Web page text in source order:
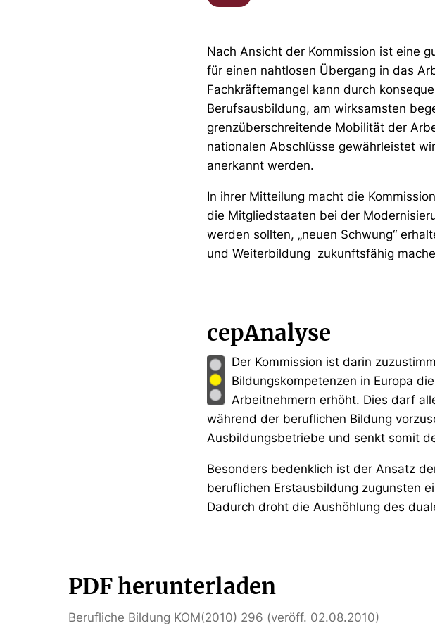
Nach Ansicht der Kommission ist eine
für einen nahtlosen Übergang in das
Fachkräftemangel kann durch
Berufsausbildung, am wirksamsten
grenzüberschreitende Mobilität der
nationalen Abschlüsse gewährleistet
anerkannt werden.
In ihrer Mitteilung macht die
die Mitgliedstaaten bei der
werden sollten, „neuen Schwung“
und Weiterbildung zukunftsfähig
cepAnalyse
Der Kommission ist darin
Bildungskompetenzen in Europa
Arbeitnehmern erhöht. Dies darf
während der beruflichen Bildung
Ausbildungsbetriebe und senkt somit
Besonders bedenklich ist der Ansatz
beruflichen Erstausbildung zugunsten
Dadurch droht die Aushöhlung des
PDF herunterladen
Berufliche Bildung KOM(2010) 296 (veröff. 02.08.2010)